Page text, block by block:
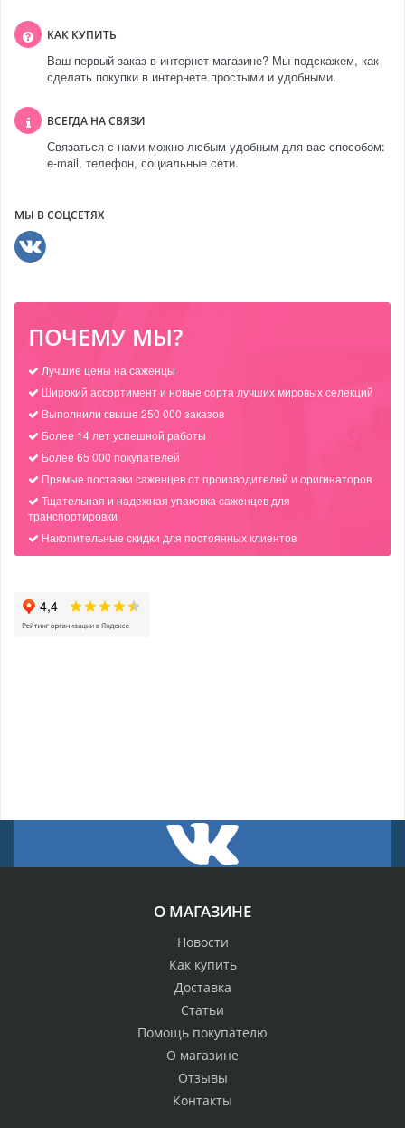
КАК КУПИТЬ
Ваш первый заказ в интернет-магазине? Мы подскажем, как
сделать покупки в интернете простыми и удобными.
ВСЕГДА НА СВЯЗИ
Связаться с нами можно любым удобным для вас способом:
e-mail, телефон, социальные сети.
МЫ В СОЦСЕТЯХ
ПОЧЕМУ МЫ?
Лучшие цены на саженцы
Широкий ассортимент и новые сорта лучших мировых селекций
Выполнили свыше 250 000 заказов
Более 14 лет успешной работы
Более 65 000 покупателей
Прямые поставки саженцев от производителей и оригинаторов
Тщательная и надежная упаковка саженцев для
транспортировки
Накопительные скидки для постоянных клиентов
О МАГАЗИНЕ
Новости
Как купить
Доставка
Статьи
Помощь покупателю
О магазине
Отзывы
Контакты